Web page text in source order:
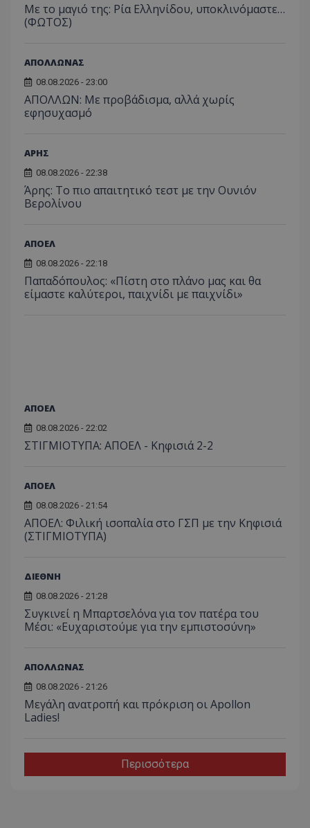
Με το μαγιό της: Ρία Ελληνίδου, υποκλινόμαστε…
(ΦΩΤΟΣ)
ΑΠΟΛΛΩΝΑΣ
08.08.2026 - 23:00
ΑΠΟΛΛΩΝ: Με προβάδισμα, αλλά χωρίς
εφησυχασμό
ΑΡΗΣ
08.08.2026 - 22:38
Άρης: Το πιο απαιτητικό τεστ με την Ουνιόν
Βερολίνου
ΑΠΟΕΛ
08.08.2026 - 22:18
Παπαδόπουλος: «Πίστη στο πλάνο μας και θα
είμαστε καλύτεροι, παιχνίδι με παιχνίδι»
ΑΠΟΕΛ
08.08.2026 - 22:02
ΣΤΙΓΜΙΟΤΥΠΑ: ΑΠΟΕΛ - Κηφισιά 2-2
ΑΠΟΕΛ
08.08.2026 - 21:54
ΑΠΟΕΛ: Φιλική ισοπαλία στο ΓΣΠ με την Κηφισιά
(ΣΤΙΓΜΙΟΤΥΠΑ)
ΔΙΕΘΝΗ
08.08.2026 - 21:28
Συγκινεί η Μπαρτσελόνα για τον πατέρα του
Μέσι: «Ευχαριστούμε για την εμπιστοσύνη»
ΑΠΟΛΛΩΝΑΣ
08.08.2026 - 21:26
Μεγάλη ανατροπή και πρόκριση οι Apollon
Ladies!
Περισσότερα